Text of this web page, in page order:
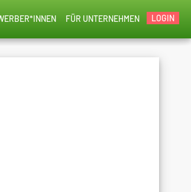
LOGIN
FÜR UNTERNEHMEN